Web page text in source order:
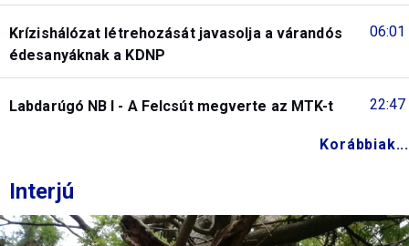
06:01
Krízishálózat létrehozását javasolja a várandós
édesanyáknak a KDNP
22:47
Labdarúgó NB I - A Felcsút megverte az MTK-t
Korábbiak...
Interjú